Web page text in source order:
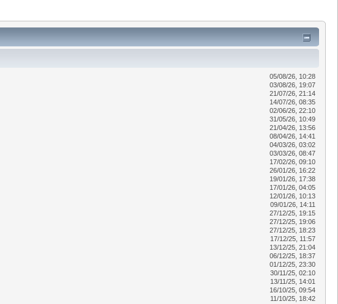
05/08/26, 10:28
03/08/26, 19:07
21/07/26, 21:14
14/07/26, 08:35
02/06/26, 22:10
31/05/26, 10:49
21/04/26, 13:56
08/04/26, 14:41
04/03/26, 03:02
03/03/26, 08:47
17/02/26, 09:10
26/01/26, 16:22
19/01/26, 17:38
17/01/26, 04:05
12/01/26, 10:13
09/01/26, 14:11
27/12/25, 19:15
27/12/25, 19:06
27/12/25, 18:23
17/12/25, 11:57
13/12/25, 21:04
06/12/25, 18:37
01/12/25, 23:30
30/11/25, 02:10
13/11/25, 14:01
16/10/25, 09:54
11/10/25, 18:42